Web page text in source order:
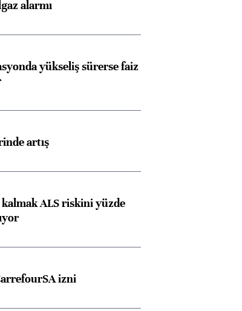
alarmı
yükseliş sürerse faiz
artış
ALS riskini yüzde
izni